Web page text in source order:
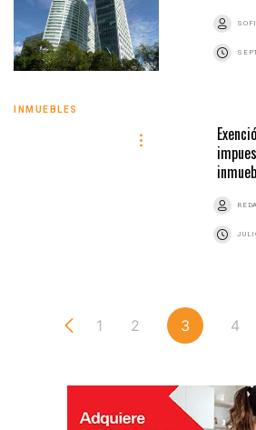
INMUEBLES
1 2 3 4